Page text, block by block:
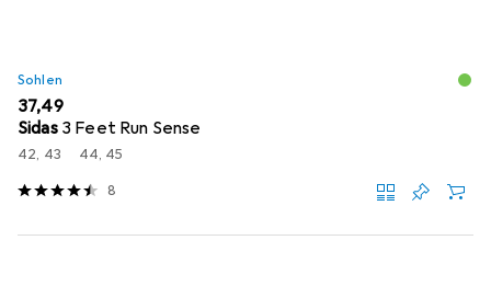
Sohlen
EUR
37,49
Sidas 3 Feet Run Sense
42, 43 44, 45
8